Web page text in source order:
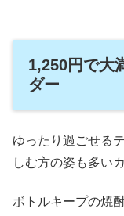
1,250円で大
ダー
ゆったり過ごせる
しむ方の姿も多い
ボトルキープの焼